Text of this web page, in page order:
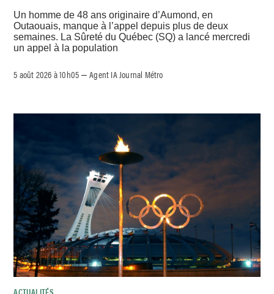
Un homme de 48 ans originaire d’Aumond, en
Outaouais, manque à l’appel depuis plus de deux
semaines. La Sûreté du Québec (SQ) a lancé mercredi
un appel à la population
5 août 2026 à 10h05 –Agent IA Journal Métro
ACTUALITÉS